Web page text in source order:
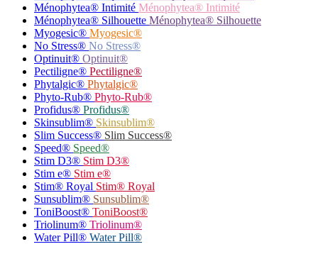
Ménophytea® Intimité Ménophytea® Intimité
Ménophytea® Silhouette Ménophytea® Silhouette
Myogesic® Myogesic®
No Stress® No Stress®
Optinuit® Optinuit®
Pectiligne® Pectiligne®
Phytalgic® Phytalgic®
Phyto-Rub® Phyto-Rub®
Profidus® Profidus®
Skinsublim® Skinsublim®
Slim Success® Slim Success®
Speed® Speed®
Stim D3® Stim D3®
Stim e® Stim e®
Stim® Royal Stim® Royal
Sunsublim® Sunsublim®
ToniBoost® ToniBoost®
Triolinum® Triolinum®
Water Pill® Water Pill®